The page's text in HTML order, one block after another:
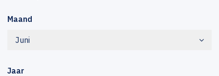
Maand
Juni
Jaar